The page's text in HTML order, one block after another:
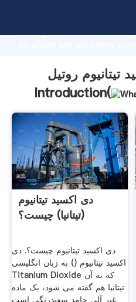
strong production
values to all of customers.
روتیل
Introduction(
دی اکسید تیتانیوم
(تیتانیا) چیست؟
دی اکسید تیتانیوم چیست؟. دی
اکسید تیتانیوم () به زبان انگلیسی
Titanium Dioxide که به آن
تیتانیا هم گفته می شود، یک ماده